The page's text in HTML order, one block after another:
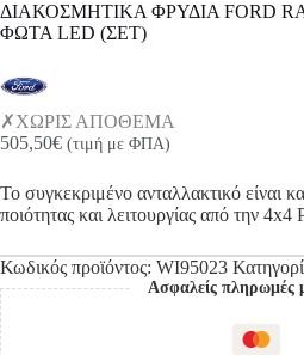
ΔΙΑΚΟΣΜΗΤΙΚΑ ΦΡΥΔΙΑ FORD
ΦΩΤΑ LED (ΣΕΤ)
ΧΩΡΙΣ ΑΠΟΘΕΜΑ
505,50€ (τιμή με ΦΠΑ)
Το συγκεκριμένο ανταλλακτικό είναι
ποιότητας και λειτουργίας από την 4x4
Κωδικός προϊόντος: WI95023
Ασφαλείς πληρωμές